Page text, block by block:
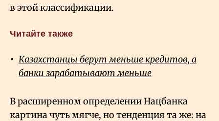
в этой классификации.
Читайте также
Казахстанцы берут меньше кредитов, а
банки зарабатывают меньше
В расширенном определении Нацбанка
картина чуть мягче, но тенденция та же: на